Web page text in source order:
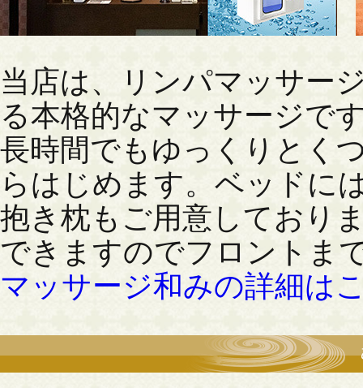
当店は、リンパマッサー
る本格的なマッサージで
長時間でもゆっくりとく
らはじめます。ベッドに
抱き枕もご用意しており
できますのでフロントま
マッサージ和みの詳細は